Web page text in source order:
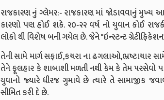
રાજકારણ નું ગ્લેમર:- રાજકારણ માં જોડાવવાનું
કારણો પણ હોઈ શકે. ૨૦-૨૨ વર્ષ નો યુવાન કોઈ
લોકો થી વિશેષ બની ગયેલ છે. જેને "ઇન્સ્ટન્ટ
તેની સામે માર્ગ સફાઈ,કચરા ના
તેને ફૂલહાર કે શાબાશી મળતી નથી કેમ કે તેમ
યુવાનો જ્યારે ધીરજ ગુમાવે છે ત્યારે તે સામાજીક
સીમિત કરી દે છે.